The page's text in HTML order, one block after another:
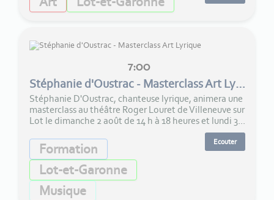
7:00
Stéphanie d'Oustrac - Masterclass Art Lyrique
Stéphanie D'Oustrac, chanteuse lyrique, animera une
masterclass au théâtre Roger Louret de Villeneuve sur
Lot le dimanche 2 août de 14 h à 18 heures et lundi 3...
Formation
Lot-et-Garonne
Musique
Ecouter